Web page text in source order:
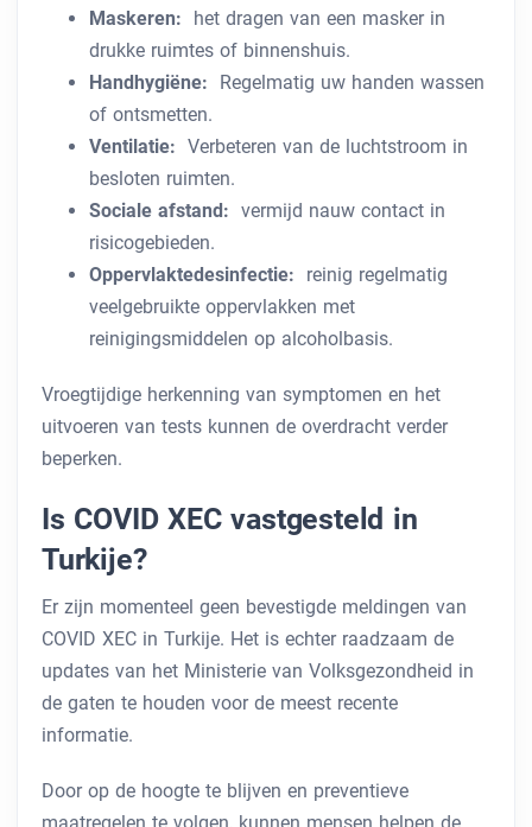
Maskeren: het dragen van een masker in
drukke ruimtes of binnenshuis.
Handhygiëne: Regelmatig uw handen wassen
of ontsmetten.
Ventilatie: Verbeteren van de luchtstroom in
besloten ruimten.
Sociale afstand: vermijd nauw contact in
risicogebieden.
Oppervlaktedesinfectie: reinig regelmatig
veelgebruikte oppervlakken met
reinigingsmiddelen op alcoholbasis.
Vroegtijdige herkenning van symptomen en het
uitvoeren van tests kunnen de overdracht verder
beperken.
Is COVID XEC vastgesteld in
Turkije?
Er zijn momenteel geen bevestigde meldingen van
COVID XEC in Turkije. Het is echter raadzaam de
updates van het Ministerie van Volksgezondheid in
de gaten te houden voor de meest recente
informatie.
Door op de hoogte te blijven en preventieve